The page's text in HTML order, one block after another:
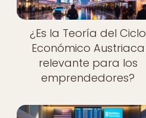
¿Es la Teoría del Ciclo
Económico Austriaca
relevante para los
emprendedores?